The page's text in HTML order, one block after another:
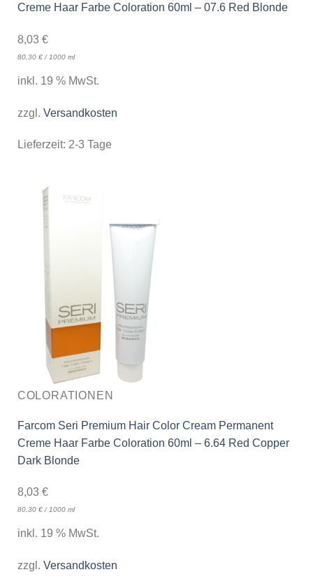
Creme Haar Farbe Coloration 60ml – 07.6 Red Blonde
8,03 €
80,30 €/ 1000 ml
inkl. 19 % MwSt.
zzgl. Versandkosten
Lieferzeit: 2-3 Tage
COLORATIONEN
Farcom Seri Premium Hair Color Cream Permanent
Creme Haar Farbe Coloration 60ml – 6.64 Red Copper
Dark Blonde
8,03 €
80,30 €/1000 ml
inkl. 19 % MwSt.
zzgl. Versandkosten